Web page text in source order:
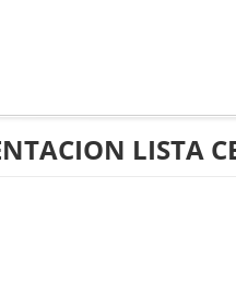
LISTA